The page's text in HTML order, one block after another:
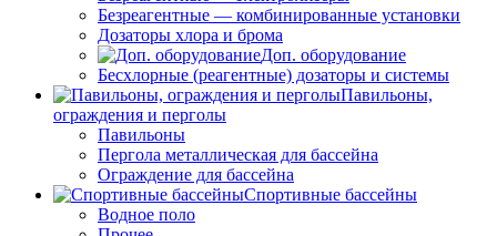
Безреагентные — комбинированные установки
Дозаторы хлора и брома
Доп. оборудование
Бесхлорные (реагентные) дозаторы и системы
Павильоны,
ограждения и перголы
Павильоны
Пергола металлическая для бассейна
Ограждение для бассейна
Спортивные бассейны
Водное поло